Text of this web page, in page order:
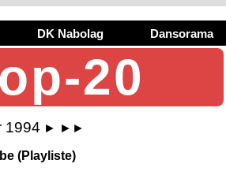
DK Nabolag Dansorama
20
1994 ► ►►
(Playliste)